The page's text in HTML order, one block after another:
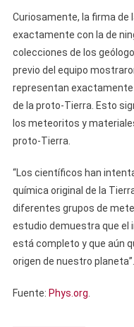
Curiosamente, la firma de
exactamente con la de
colecciones de los
previo del equipo
representan
de la proto-Tierra. Esto
los meteoritos y
proto-Tierra.
“Los científicos han
química original de la
diferentes grupos de
estudio demuestra que el
está completo y que aún
origen de nuestro planeta”.
Fuente: Phys.org